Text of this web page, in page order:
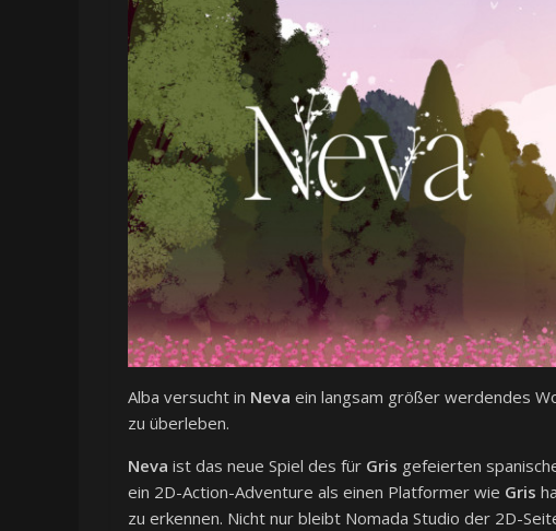
Alba versucht in Neva ein langsam größer werdendes
zu überleben.
Neva ist das neue Spiel des für Gris gefeierten
ein 2D-Action-Adventure als einen Platformer wie Gris
zu erkennen. Nicht nur bleibt Nomada Studio der 2D-